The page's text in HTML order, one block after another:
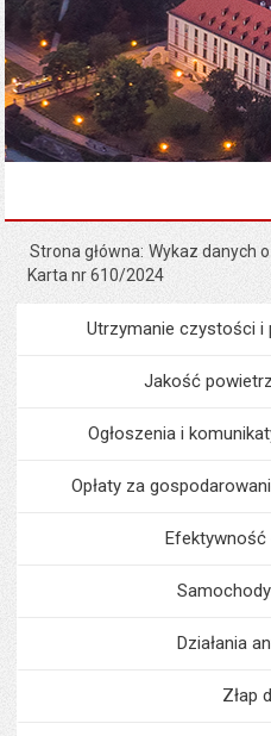
Strona główna Wykaz danych
Karta nr 610/2024
Utrzymanie czystości i
Jakość
Ogłoszenia i
Opłaty za
Efektywność
Działania
Złap